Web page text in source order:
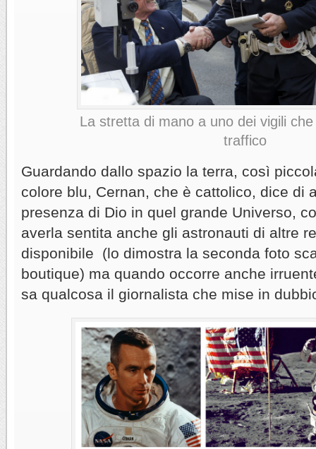
La stretta di mano a uno dei vigili
traffico
Guardando dallo spazio la terra, così
colore blu, Cernan, che è cattolico, dice di
presenza di Dio in quel grande Universo,
averla sentita anche gli astronauti di altre
disponibile (lo dimostra la seconda foto
boutique) ma quando occorre anche
sa qualcosa il giornalista che mise in